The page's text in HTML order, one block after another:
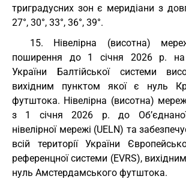
триградусних зон є меридіани з
27°, 30°, 33°, 36°, 39°.
15. Нівелірна (висотна)
поширення до 1 січня 2026 р. на
України Балтійської системи
вихідним пунктом якої є нуль
футштока. Нівелірна (висотна)
з 1 січня 2026 р. до Об’єднаної
нівелірної мережі (UELN) та
всій території України
референцної системи (EVRS),
нуль Амстердамського футштока.